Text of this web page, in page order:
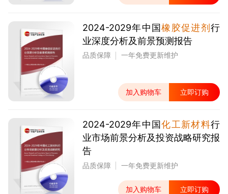
2024-2029年中国橡胶促进剂行
业深度分析及前景预测报告
品质保障 一年免费更新维护
加入购物车 立即订购
2024-2029年中国化工新材料行
业市场前景分析及投资战略研究报
告
品质保障 一年免费更新维护
加入购物车 立即订购